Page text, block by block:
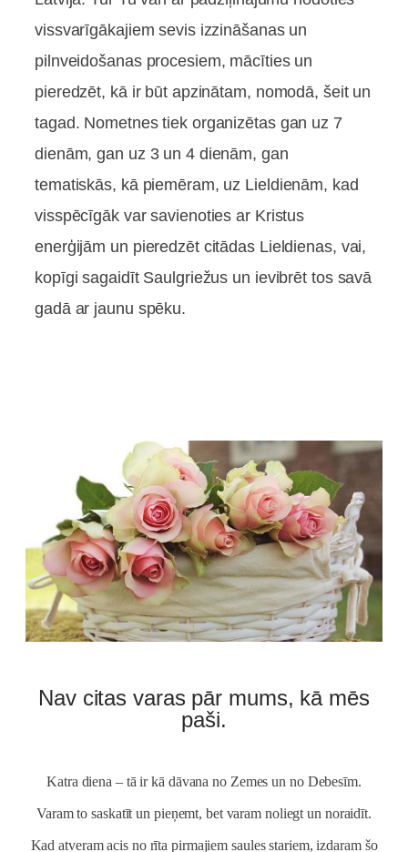
vissvarīgākajiem sevis izzināšanas un
pilnveidošanas procesiem, mācīties un
pieredzēt, kā ir būt apzinātam, nomodā, šeit un
tagad. Nometnes tiek organizētas gan uz 7
dienām, gan uz 3 un 4 dienām, gan
tematiskās, kā piemēram, uz Lieldienām, kad
visspēcīgāk var savienoties ar Kristus
enerģijām un pieredzēt citādas Lieldienas, vai,
kopīgi sagaidīt Saulgriežus un ievibrēt tos savā
gadā ar jaunu spēku.
Nav citas varas pār mums, kā mēs
paši.
Katra diena – tā ir kā dāvana no Zemes un no Debesīm.
Varam to saskatīt un pieņemt, bet varam noliegt un noraidīt.
Kad atveram acis no rīta pirmajiem saules stariem, izdaram šo